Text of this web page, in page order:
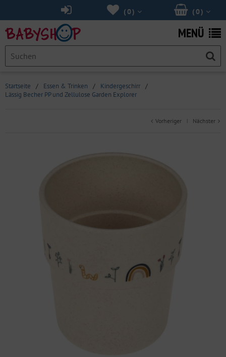
(0 )
(0 )
MENÜ
Startseite / Essen & Trinken / Kindergeschirr /
Lässig Becher PP und Zellulose Garden Explorer
Vorheriger | Nächster